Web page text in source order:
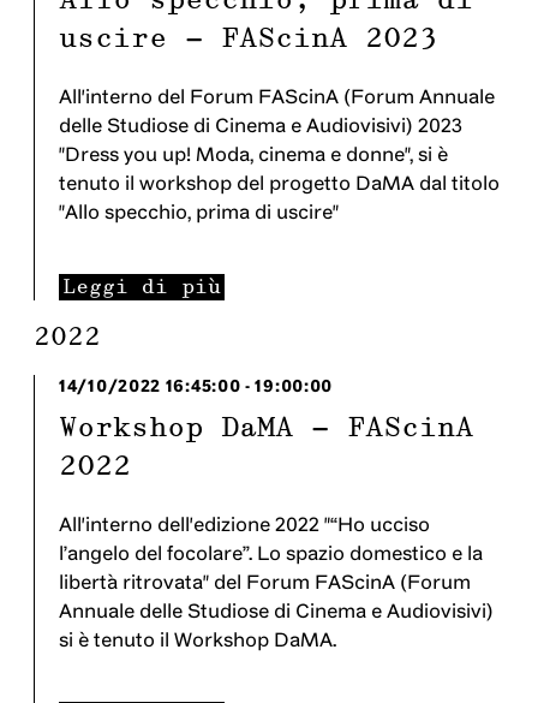
uscire - FAScinA 2023
All'interno del Forum FAScinA (Forum Annuale
delle Studiose di Cinema e Audiovisivi) 2023
"Dress you up! Moda, cinema e donne", si è
tenuto il workshop del progetto DaMA dal titolo
"Allo specchio, prima di uscire"
Leggi di più
2022
14/10/2022 16:45:00 -19:00:00
Workshop DaMA - FAScinA
2022
All'interno dell'edizione 2022 "“Ho ucciso
l’angelo del focolare”. Lo spazio domestico e la
libertà ritrovata" del Forum FAScinA (Forum
Annuale delle Studiose di Cinema e Audiovisivi)
si è tenuto il Workshop DaMA.